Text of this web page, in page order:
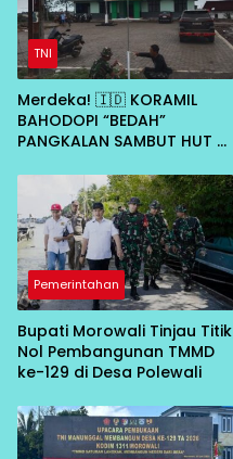
TNI
Merdeka! 🇮🇩 KORAMIL
BAHODOPI “BEDAH”
PANGKALAN SAMBUT HUT RI
Pemerintahan
Bupati Morowali Tinjau Titik
Nol Pembangunan TMMD
ke-129 di Desa Polewali